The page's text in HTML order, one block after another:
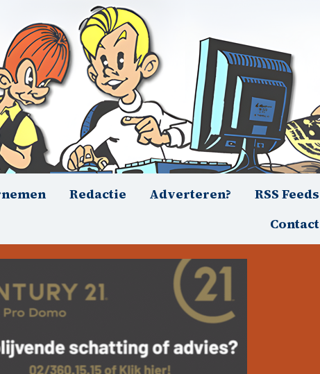
Redactie Adverteren?
RSS Feeds
Contact